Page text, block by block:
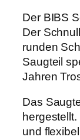
k
O
a
&
V
n
i
l
l
Der BIBS
Der
runden
Saugteil
Jahren
Das
und